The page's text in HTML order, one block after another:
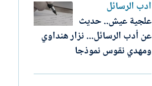
أدب الرسائل
علجية عيش.. حديث
عن أدب الرسائل... نزار هنداوي
ومهدي نقوس نموذجا